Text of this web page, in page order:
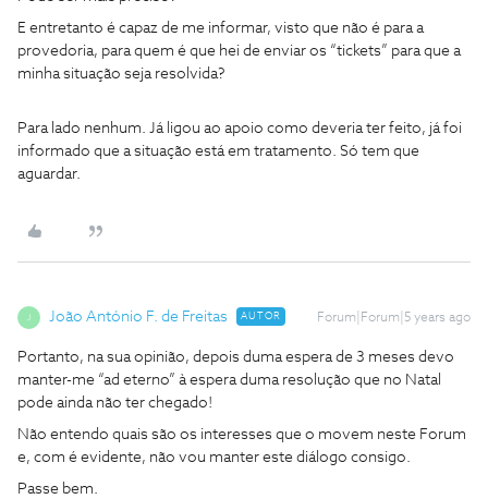
E entretanto é capaz de me informar, visto que não é para a
provedoria, para quem é que hei de enviar os “tickets” para que a
minha situação seja resolvida?
Para lado nenhum. Já ligou ao apoio como deveria ter feito, já foi
informado que a situação está em tratamento. Só tem que
aguardar.
João António F. de Freitas AUTOR Forum|Forum|5 years ago
Portanto, na sua opinião, depois duma espera de 3 meses devo
manter-me “ad eterno” à espera duma resolução que no Natal
pode ainda não ter chegado!
Não entendo quais são os interesses que o movem neste Forum
e, com é evidente, não vou manter este diálogo consigo.
Passe bem.